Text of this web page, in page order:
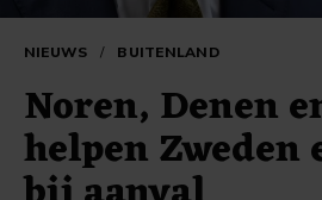
NIEUWS / BUITENLAND
Noren, Denen
helpen Zweden